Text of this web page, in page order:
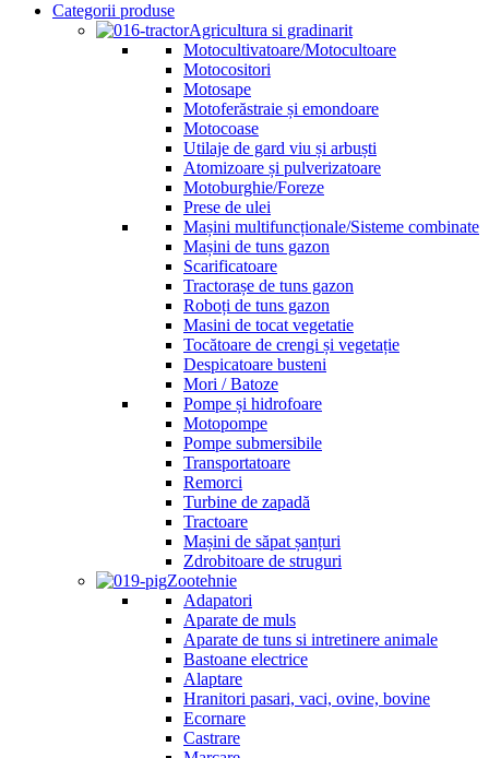
Categorii produse
Agricultura si gradinarit
Motocultivatoare/Motocultoare
Motocositori
Motosape
Motoferăstraie și emondoare
Motocoase
Utilaje de gard viu și arbuști
Atomizoare și pulverizatoare
Motoburghie/Foreze
Prese de ulei
Mașini multifuncționale/Sisteme combinate
Mașini de tuns gazon
Scarificatoare
Tractorașe de tuns gazon
Roboți de tuns gazon
Masini de tocat vegetatie
Tocătoare de crengi și vegetație
Despicatoare busteni
Mori / Batoze
Pompe și hidrofoare
Motopompe
Pompe submersibile
Transportatoare
Remorci
Turbine de zapadă
Tractoare
Mașini de săpat șanțuri
Zdrobitoare de struguri
Zootehnie
Adapatori
Aparate de muls
Aparate de tuns si intretinere animale
Bastoane electrice
Alaptare
Hranitori pasari, vaci, ovine, bovine
Ecornare
Castrare